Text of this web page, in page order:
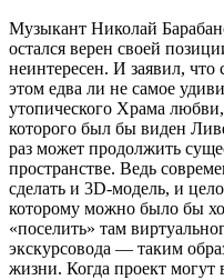
Музыкант Николай
остался верен своей
неинтересен. И заявил, что
этом едва ли не самое
утопического Храма
которого был бы виден
раз может продолжить
пространстве. Ведь
сделать и 3D-модель, и
которому можно было бы
«поселить» там
экскурсовода — таким
жизни. Когда проект могут